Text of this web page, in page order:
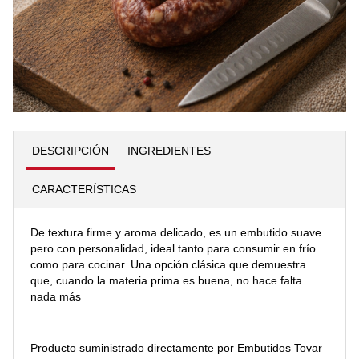
6,00 €
Cantidad
Añadir al carrito
DESCRIPCIÓN INGREDIENTES
CARACTERÍSTICAS
De textura firme y aroma delicado, es un embutido suave
pero con personalidad, ideal tanto para consumir en frío
como para cocinar. Una opción clásica que demuestra
que, cuando la materia prima es buena, no hace falta
nada más
Producto suministrado directamente por Embutidos Tovar